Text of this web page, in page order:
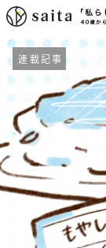
連載記事